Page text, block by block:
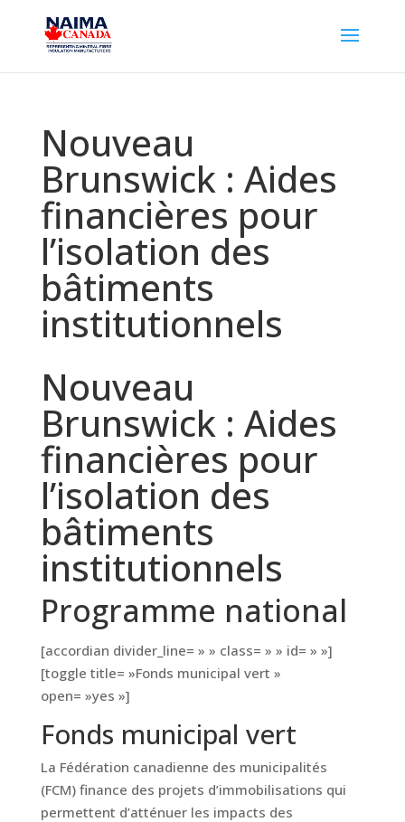
Nouveau
Brunswick : Aides
financières pour
l’isolation des
bâtiments
institutionnels
Nouveau
Brunswick : Aides
financières pour
l’isolation des
bâtiments
institutionnels
Programme national
[accordian divider_line= » » class= » » id= » »]
[toggle title= »Fonds municipal vert »
open= »yes »]
Fonds municipal vert
La Fédération canadienne des municipalités
(FCM) finance des projets d’immobilisations qui
permettent d’atténuer les impacts des